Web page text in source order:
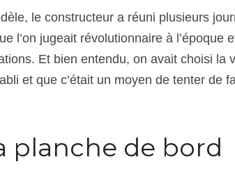
le constructeur a réuni plusieurs
l’on jugeait révolutionnaire à l’époque
Et bien entendu, on avait choisi la
et que c’était un moyen de tenter de
planche de bord